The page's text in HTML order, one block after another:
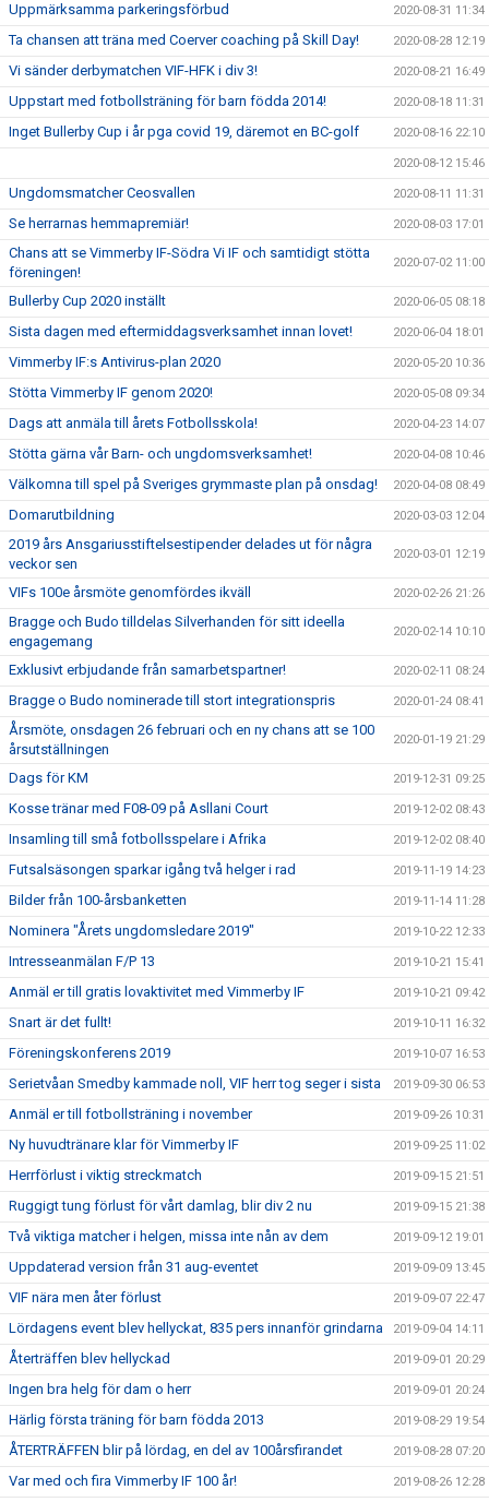
Uppmärksamma parkeringsförbud 2020-08-31 11:34
Ta chansen att träna med Coerver coaching på Skill Day! 2020-08-28 12:19
Vi sänder derbymatchen VIF-HFK i div 3! 2020-08-21 16:49
Uppstart med fotbollsträning för barn födda 2014! 2020-08-18 11:31
Inget Bullerby Cup i år pga covid 19, däremot en BC-golf 2020-08-16 22:10
2020-08-12 15:46
Ungdomsmatcher Ceosvallen 2020-08-11 11:31
Se herrarnas hemmapremiär! 2020-08-03 17:01
Chans att se Vimmerby IF-Södra Vi IF och samtidigt stötta
föreningen!
2020-07-02 11:00
Bullerby Cup 2020 inställt 2020-06-05 08:18
Sista dagen med eftermiddagsverksamhet innan lovet! 2020-06-04 18:01
Vimmerby IF:s Antivirus-plan 2020 2020-05-20 10:36
Stötta Vimmerby IF genom 2020! 2020-05-08 09:34
Dags att anmäla till årets Fotbollsskola! 2020-04-23 14:07
Stötta gärna vår Barn- och ungdomsverksamhet! 2020-04-08 10:46
Välkomna till spel på Sveriges grymmaste plan på onsdag! 2020-04-08 08:49
Domarutbildning 2020-03-03 12:04
2019 års Ansgariusstiftelsestipender delades ut för några
veckor sen
2020-03-01 12:19
VIFs 100e årsmöte genomfördes ikväll 2020-02-26 21:26
Bragge och Budo tilldelas Silverhanden för sitt ideella
engagemang
2020-02-14 10:10
Exklusivt erbjudande från samarbetspartner! 2020-02-11 08:24
Bragge o Budo nominerade till stort integrationspris 2020-01-24 08:41
Årsmöte, onsdagen 26 februari och en ny chans att se 100
årsutställningen
2020-01-19 21:29
Dags för KM 2019-12-31 09:25
Kosse tränar med F08-09 på Asllani Court 2019-12-02 08:43
Insamling till små fotbollsspelare i Afrika 2019-12-02 08:40
Futsalsäsongen sparkar igång två helger i rad 2019-11-19 14:23
Bilder från 100-årsbanketten 2019-11-14 11:28
Nominera "Årets ungdomsledare 2019" 2019-10-22 12:33
Intresseanmälan F/P 13 2019-10-21 15:41
Anmäl er till gratis lovaktivitet med Vimmerby IF 2019-10-21 09:42
Snart är det fullt! 2019-10-11 16:32
Föreningskonferens 2019 2019-10-07 16:53
Serietvåan Smedby kammade noll, VIF herr tog seger i sista 2019-09-30 06:53
Anmäl er till fotbollsträning i november 2019-09-26 10:31
Ny huvudtränare klar för Vimmerby IF 2019-09-25 11:02
Herrförlust i viktig streckmatch 2019-09-15 21:51
Ruggigt tung förlust för vårt damlag, blir div 2 nu 2019-09-15 21:38
Två viktiga matcher i helgen, missa inte nån av dem 2019-09-12 19:01
Uppdaterad version från 31 aug-eventet 2019-09-09 13:45
VIF nära men åter förlust 2019-09-07 22:47
Lördagens event blev hellyckat, 835 pers innanför grindarna 2019-09-04 14:11
Återträffen blev hellyckad 2019-09-01 20:29
Ingen bra helg för dam o herr 2019-09-01 20:24
Härlig första träning för barn födda 2013 2019-08-29 19:54
ÅTERTRÄFFEN blir på lördag, en del av 100årsfirandet 2019-08-28 07:20
Var med och fira Vimmerby IF 100 år! 2019-08-26 12:28